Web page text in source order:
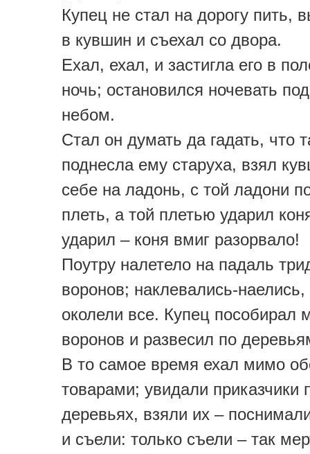
Купец не стал на дорогу пить,
в кувшин и съехал со двора.
Ехал, ехал, и застигла его в
ночь; остановился ночевать
небом.
Стал он думать да гадать, что
поднесла ему старуха, взял
себе на ладонь, с той ладони
плеть, а той плетью ударил
ударил – коня вмиг разорвало!
Поутру налетело на падаль
воронов; наклевались-
околели все. Купец пособирал
воронов и развесил по
В то самое время ехал мимо
товарами; увидали приказчики
деревьях, взяли их –
и съели: только съели – так